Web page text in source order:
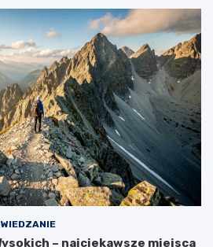
– najciekawsze miejsca